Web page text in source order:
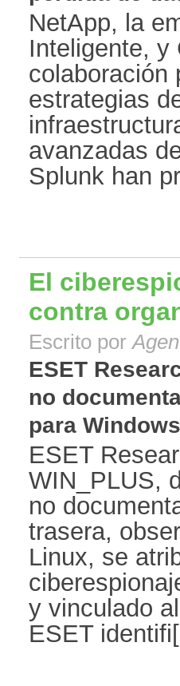
NetApp, la
Inteligente, y
colaboración
estrategias
avanzadas
Splunk han
El
contra
Escrito por
ESET
no
para
ESET
WIN_PLUS,
no
trasera,
Linux, se
y vinculado
ESET